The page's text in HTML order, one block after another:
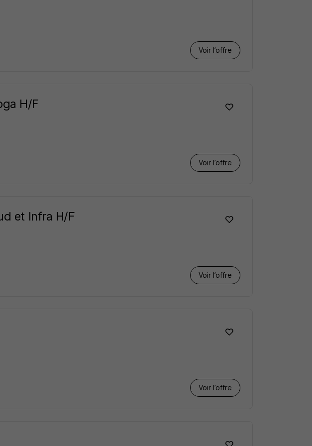
Voir l’offre
H/F
Voir l’offre
et Infra H/F
Voir l’offre
Voir l’offre